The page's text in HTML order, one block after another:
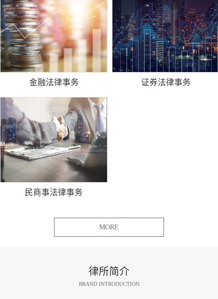
金融法律事务 证券法律事务
民商事法律事务
MORE
律所简介
BRAND INTRODUCTION